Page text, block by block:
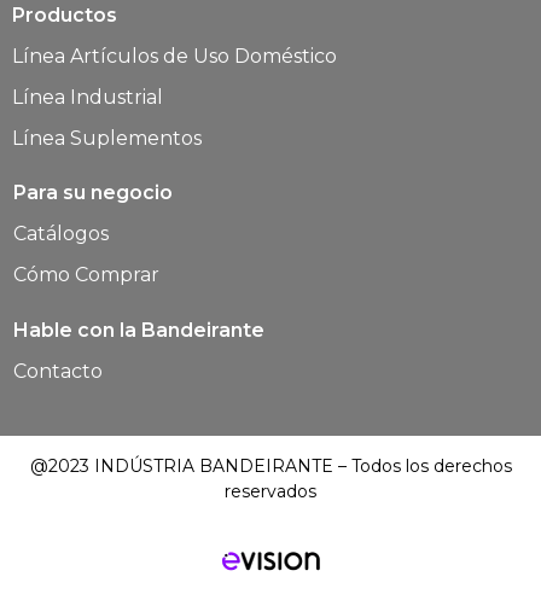
Productos
Línea Artículos de Uso Doméstico
Línea Industrial
Línea Suplementos
Para su negocio
Catálogos
Cómo Comprar
Hable con la Bandeirante
Contacto
@2023 INDÚSTRIA BANDEIRANTE – Todos los derechos
reservados